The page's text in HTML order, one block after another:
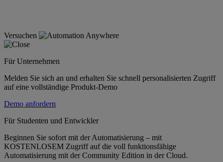
Versuchen
Für Unternehmen
Melden Sie sich an und erhalten Sie schnell personalisierten Zugriff
auf eine vollständige Produkt-Demo
Demo anfordern
Für Studenten und Entwickler
Beginnen Sie sofort mit der Automatisierung – mit
KOSTENLOSEM Zugriff auf die voll funktionsfähige
Automatisierung mit der Community Edition in der Cloud.